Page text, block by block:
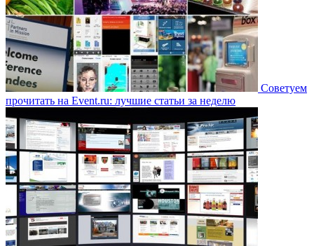
Советуем
прочитать на Event.ru: лучшие статьи за неделю